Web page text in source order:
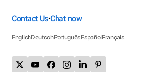
Contact Us•Chat now
EnglishDeutschPortuguêsEspañolFrançais